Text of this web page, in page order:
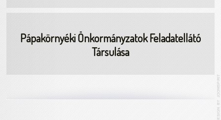
Pápakörnyéki Önkormányzatok Feladatellátó
Társulása